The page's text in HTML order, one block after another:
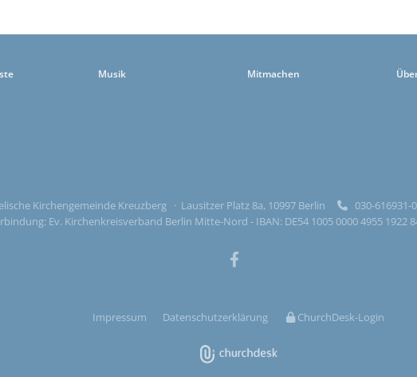
Musik Mitmachen
Kirchengemeinde Kreuzberg · Lausitzer Platz 8a, 10997 Berlin 030-
Ev. Kirchenkreisverband Berlin Mitte-Nord - IBAN: DE54 1005 0000 4955 1922 84
Impressum Datenschutzerklärung ChurchDesk-Login